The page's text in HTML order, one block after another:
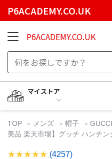
P6ACADEMY.CO.UK
P6ACADEMY.CO.UK
マイストア
TOP メンズ 帽子
美品 楽天市場】グッチ ハンチン
(4257)